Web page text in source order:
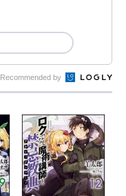
Recommended by